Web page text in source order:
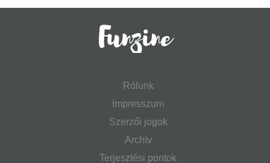
Rólunk
Impresszum
Szerzői jogok
Archív
Terjesztési pontok